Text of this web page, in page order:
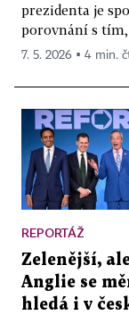
prezidenta je
porovnání s
7. 5. 2026 ▪ 4 min.
REPORTÁŽ
Zelenější,
Anglie se
hledá i v